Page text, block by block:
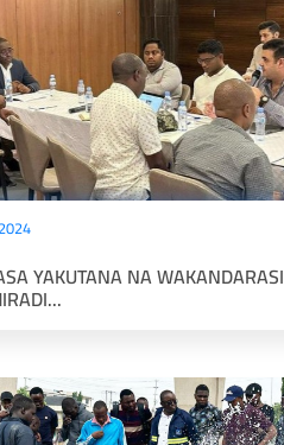
YAKUTANA NA WAKANDARASI